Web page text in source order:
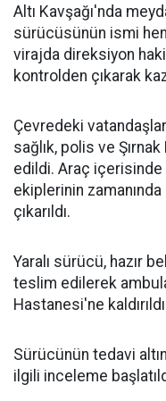
Altı Kavşağı'nda
sürücüsünün ismi
virajda direksiyon
kontrolden çıkarak
Çevredeki
sağlık, polis ve
edildi. Araç içerisinde
ekiplerinin zamanında
çıkarıldı.
Yaralı sürücü, hazır
teslim edilerek
Hastanesi'ne
Sürücünün tedavi
ilgili inceleme